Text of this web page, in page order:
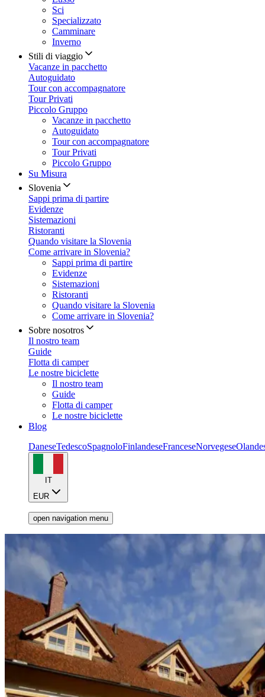
Sci
Specializzato
Camminare
Inverno
Stili di viaggio
Vacanze in pacchetto
Autoguidato
Tour con accompagnatore
Tour Privati
Piccolo Gruppo
Vacanze in pacchetto
Autoguidato
Tour con accompagnatore
Tour Privati
Piccolo Gruppo
Su Misura
Slovenia
Sappi prima di partire
Evidenze
Sistemazioni
Ristoranti
Quando visitare la Slovenia
Come arrivare in Slovenia?
Sappi prima di partire
Evidenze
Sistemazioni
Ristoranti
Quando visitare la Slovenia
Come arrivare in Slovenia?
Sobre nosotros
Il nostro team
Guide
Flotta di camper
Le nostre biciclette
Il nostro team
Guide
Flotta di camper
Le nostre biciclette
Blog
DaneseTedescoSpagnoloFinlandeseFranceseNorvegese
IT
EUR
open navigation menu